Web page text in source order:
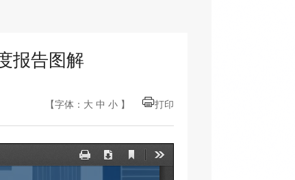
报告图解
【字体： 大 中 小 】 打印